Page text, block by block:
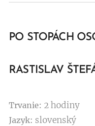
PO STOPÁCH
RASTISLAV
Trvanie: 2 hodiny
Jazyk: slovenský